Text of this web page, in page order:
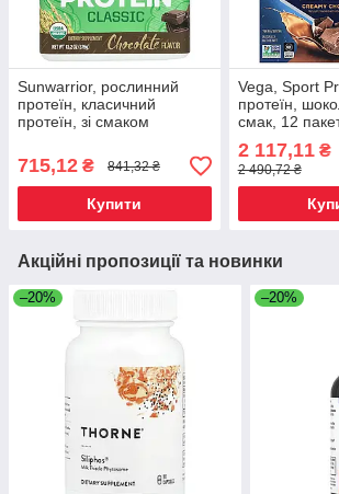
Sunwarrior, рослинний
протеїн, класичний
протеїн, зі смаком
унції) Київ, Київ
715,12 ₴ 841,32 ₴
Купити
Vega, Sport
протеїн,
смак, 12
(1,6 унції)
00866, Київ
2 117,11₴
2 490,72 ₴
Акційні пропозиції та новинки
–20% –20%